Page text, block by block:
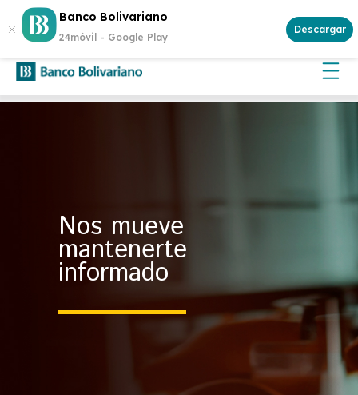
Banco Bolivariano
24móvil - Google Play
Descargar
¿Buscas invertir con seguridad? Genera rentabilidad con un
Certificado de Depósito
Nos mueve
mantenerte
informado